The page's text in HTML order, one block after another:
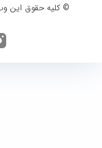
© کلیه حقوق این